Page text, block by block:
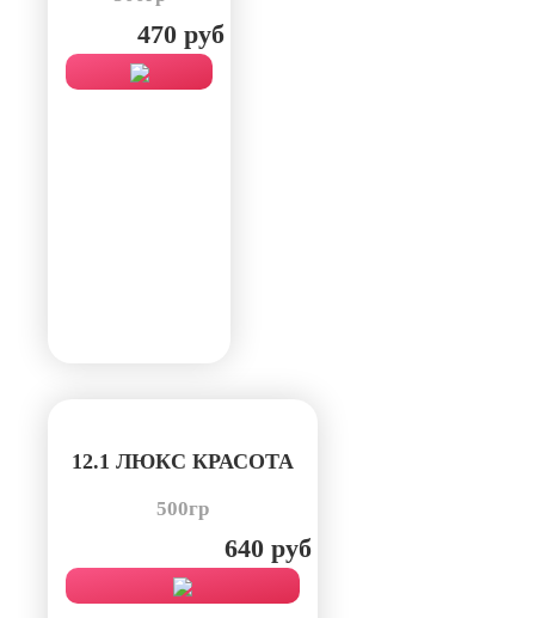
470 руб
12.1 ЛЮКС КРАСОТА
500гр
640 руб